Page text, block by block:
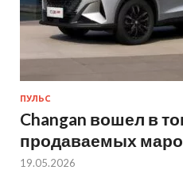
ПУЛЬС
Changan вошел в
продаваемых
19.05.2026